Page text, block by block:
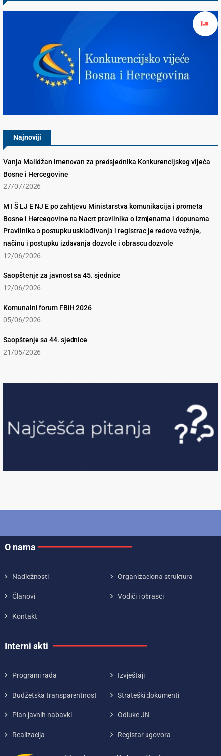
Najnoviji
Vanja Malidžan imenovan za predsjednika Konkurencijskog vijeća
Bosne i Hercegovine
27/07/2026
M I Š LJ E NJ E po zahtjevu Ministarstva komunikacija i prometa
Bosne i Hercegovine na Nacrt pravilnika o izmjenama i dopunama
Pravilnika o postupku usklađivanja i registracije redova vožnje,
načinu i postupku izdavanja dozvole i obrascu dozvole
12/06/2026
Saopštenje za javnost sa 45. sjednice
12/06/2026
Komunalni forum FBiH 2026
05/06/2026
Saopštenje sa 44. sjednice
21/05/2026
O nama
Nadležnosti Organizaciona struktura
Članovi Vodiči i obrasci
Kontakt
Interni akti
Programi rada Izvještaji
Budžetska transparentnost Strateški dokumenti
Plan javnih nabavki Odluke JN
Realizacija Registar ugovora